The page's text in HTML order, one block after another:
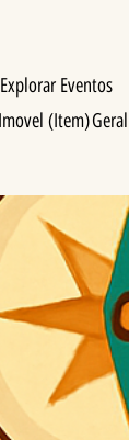
Explorar Eventos
Imovel (Item)Geral